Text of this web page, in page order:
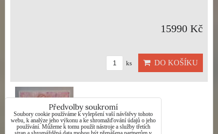
15990 Kč
ks DO KOŠÍKU
Předvolby soukromí
Soubory cookie používáme k vylepšení vaší návštěvy tohoto
webu, k analýze jeho výkonu a ke shromažďování údajů o jeho
používání. Můžeme k tomu použít nástroje a služby třetích